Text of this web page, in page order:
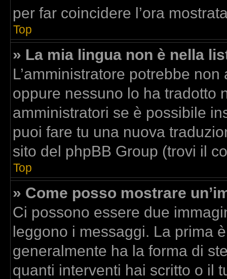
per far coincidere l’ora
Top
» La mia lingua non è nella
L’amministratore potrebbe
oppure nessuno lo ha tradotto
amministratori se è possibile
puoi fare tu una nuova
sito del phpBB Group (trovi il
Top
» Come posso mostrare
Ci possono essere due
leggono i messaggi. La prima
generalmente ha la forma di
quanti interventi hai scritto o il